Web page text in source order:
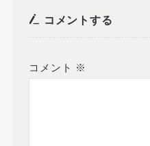
コメントする
コメント ※